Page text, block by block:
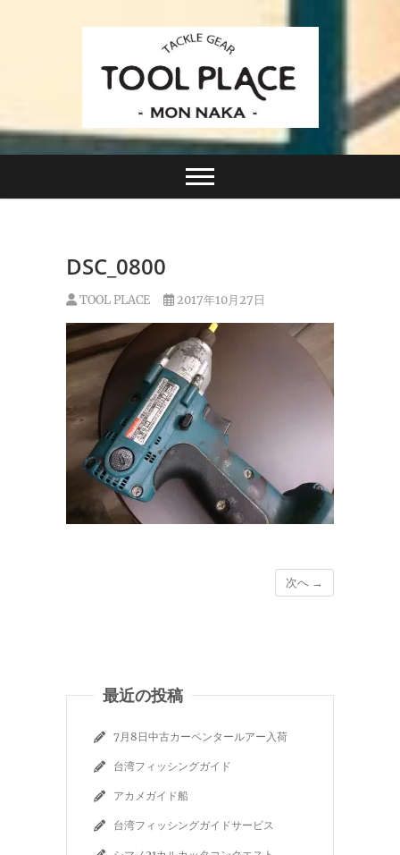
TACKLE GEAR
TOOL PLACE ツー
小さなルアーフィッシングショップ「ツールプレイ
ス」が門前仲町に近日オープン！
DSC_0800
TOOL PLACE 2017年10月27日
次へ →
最近の投稿
7月8日中古カーペンタールアー入荷
台湾フィッシングガイド
アカメガイド船
台湾フィッシングガイドサービス